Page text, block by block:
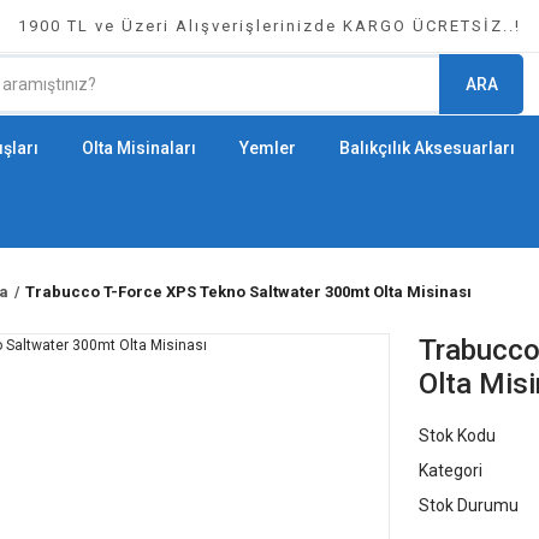
1900 TL ve Üzeri Alışverişlerinizde KARGO ÜCRETSİZ..!
ARA
Olta Misinaları Yemler Balıkçılık Aksesuarları
Trabucco T-Force XPS Tekno Saltwater 300mt Olta Misinası
Olta
Stok Kodu
Kategori
Stok Durumu